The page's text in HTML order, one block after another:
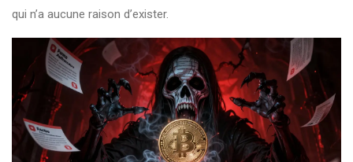
qui n’a aucune raison d’exister.